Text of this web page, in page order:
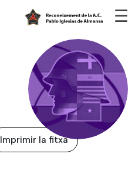
☰
Imprimir la fitxa